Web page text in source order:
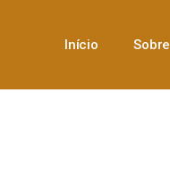
Início Sobre